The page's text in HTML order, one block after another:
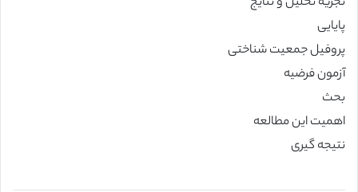
پایایی
پروفیل جمعیت شناختی
آزمون فرضیه
بحث
اهمیت این مطالعه
نتیجه گیری